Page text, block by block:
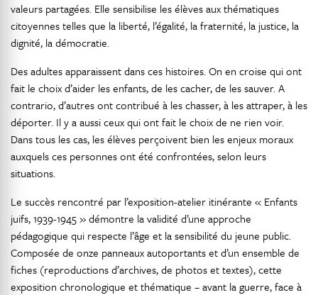
valeurs partagées. Elle sensibilise les élèves aux thématiques
citoyennes telles que la liberté, l’égalité, la fraternité, la justice, la
dignité, la démocratie.
Des adultes apparaissent dans ces histoires. On en croise qui ont
fait le choix d’aider les enfants, de les cacher, de les sauver. A
contrario, d’autres ont contribué à les chasser, à les attraper, à les
déporter. Il y a aussi ceux qui ont fait le choix de ne rien voir.
Dans tous les cas, les élèves perçoivent bien les enjeux moraux
auxquels ces personnes ont été confrontées, selon leurs
situations.
Le succès rencontré par l’exposition-atelier itinérante « Enfants
juifs, 1939-1945 » démontre la validité d’une approche
pédagogique qui respecte l’âge et la sensibilité du jeune public.
Composée de onze panneaux autoportants et d’un ensemble de
fiches (reproductions d’archives, de photos et textes), cette
exposition chronologique et thématique – avant la guerre, face à